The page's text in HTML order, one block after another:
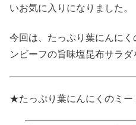
いお気に入りになりました。
今回は、たっぷり葉にんに
ンビーフの旨味塩昆布サラダ
★たっぷり葉にんにくのミー